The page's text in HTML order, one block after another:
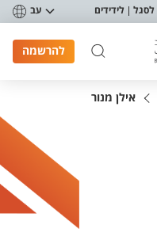
לסגל לידידים עב
להרשמה
אילן מנור